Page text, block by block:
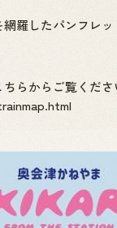
羅したパンフレ
らからご覧くださ